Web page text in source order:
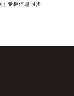
｜专柜信息同步